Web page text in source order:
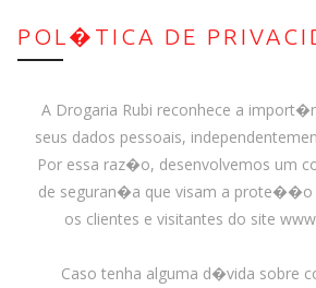
POL�TICA DE
A Drogaria Rubi reconhece a
seus dados pessoais,
Por essa raz�o, desenvolvemos um
de seguran�a que visam a prote��o
os clientes e visitantes do site
Caso tenha alguma d�vida sobre